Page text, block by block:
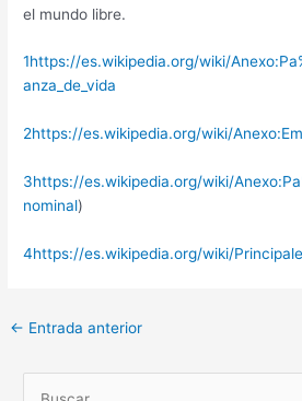
el mundo libre.
1https://es.wikipedia.org/wiki/
anza_de_vida
2https://es.wikipedia.org/wiki/
3https://es.wikipedia.org/wiki/
nominal)
4https://es.wikipedia.org/wiki/
Navegación
entradas
← Entrada anterior